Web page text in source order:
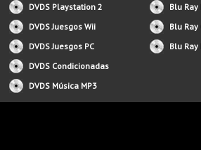
DVDS Playstation 2
DVDS Juesgos Wii
DVDS Juesgos PC
DVDS Condicionadas
DVDS Música MP3
Blu
Blu
Blu Ray